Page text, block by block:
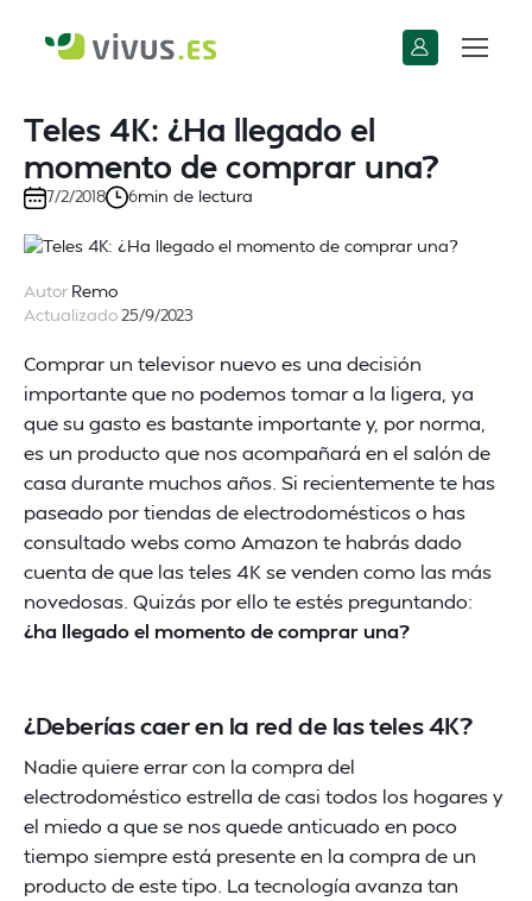
Teles 4K: ¿Ha llegado el
momento de comprar una?
7/2/2018 6min de lectura
Autor Remo
Actualizado25/9/2023
Comprar un televisor nuevo es una decisión
importante que no podemos tomar a la ligera, ya
que su gasto es bastante importante y, por norma,
es un producto que nos acompañará en el salón de
casa durante muchos años. Si recientemente te has
paseado por tiendas de electrodomésticos o has
consultado webs como Amazon te habrás dado
cuenta de que las teles 4K se venden como las más
novedosas. Quizás por ello te estés preguntando:
¿ha llegado el momento de comprar una?
¿Deberías caer en la red de las teles 4K?
Nadie quiere errar con la compra del
electrodoméstico estrella de casi todos los hogares y
el miedo a que se nos quede anticuado en poco
tiempo siempre está presente en la compra de un
producto de este tipo. La tecnología avanza tan